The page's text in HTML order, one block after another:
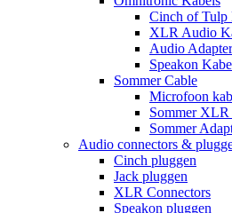
Cinch of Tulp
XLR Audio
Audio
Speakon
Sommer Cable
Microfoon
Sommer XLR
Sommer
Audio connectors &
Cinch pluggen
Jack pluggen
XLR Connectors
Speakon pluggen